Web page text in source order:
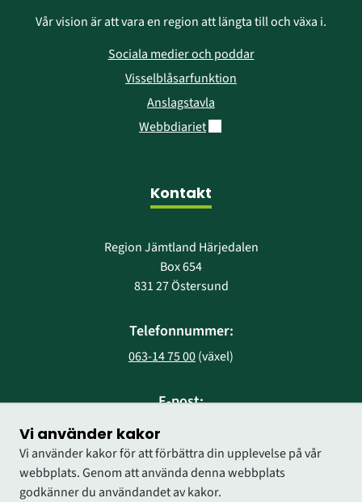
Vi använder kakor
Vi använder kakor för att förbättra din upplevelse på vår
webbplats. Genom att använda denna webbplats
godkänner du användandet av kakor.
Vår vision är att vara en region att längta till och växa i.
Sociala medier och poddar
Visselblåsarfunktion
Anslagstavla
WebbdiarietLänk till annan webbplats.
Kontakt
Region Jämtland Härjedalen
Box 654
831 27 Östersund
Telefonnummer:
063-14 75 00 (växel)
E-post:
region@regionjh.se